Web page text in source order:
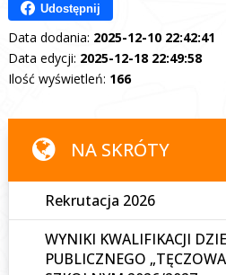
Udostępnij
Data dodania: 2025-12-10 22:42:41
Data edycji: 2025-12-18 22:49:58
Ilość wyświetleń: 166
NA SKRÓTY
Rekrutacja 2026
WYNIKI KWALIFIKACJI
PUBLICZNEGO